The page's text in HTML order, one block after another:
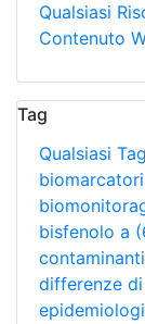
Qualsiasi
Contenuto
Tag
Qualsiasi Tag
biomarcatori
bisfenolo a
differenze